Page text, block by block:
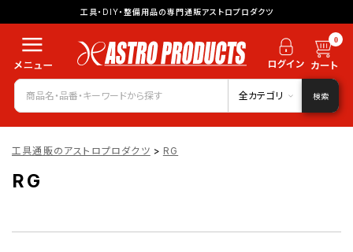
工具・DIY・整備用品の専門通販アストロプロダクツ
0
全カテゴリ 検索
工具通販のアストロプロダクツ > RG
RG